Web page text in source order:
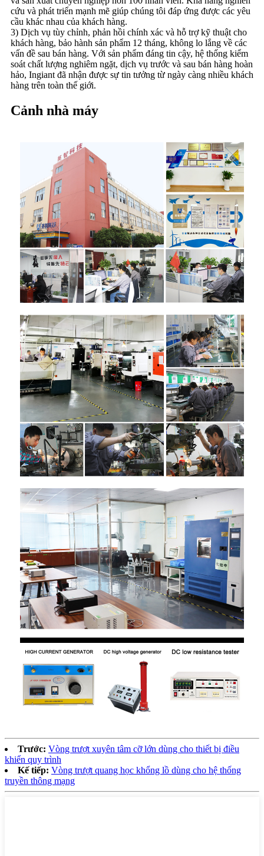
cứu và phát triển mạnh mẽ giúp chúng tôi đáp ứng được các yêu
cầu khác nhau của khách hàng.
3) Dịch vụ tùy chỉnh, phản hồi chính xác và hỗ trợ kỹ thuật cho
khách hàng, bảo hành sản phẩm 12 tháng, không lo lắng về các
vấn đề sau bán hàng. Với sản phẩm đáng tin cậy, hệ thống kiểm
soát chất lượng nghiêm ngặt, dịch vụ trước và sau bán hàng hoàn
hảo, Ingiant đã nhận được sự tin tưởng từ ngày càng nhiều khách
hàng trên toàn thế giới.
Cảnh nhà máy
Trước: Vòng trượt xuyên tâm cỡ lớn dùng cho thiết bị điều
khiển quy trình
Kế tiếp: Vòng trượt quang học khổng lồ dùng cho hệ thống
truyền thông mạng